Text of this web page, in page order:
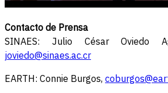
Contacto de Prensa
SINAES: Julio César Oviedo
joviedo@sinaes.ac.cr
EARTH: Connie Burgos,